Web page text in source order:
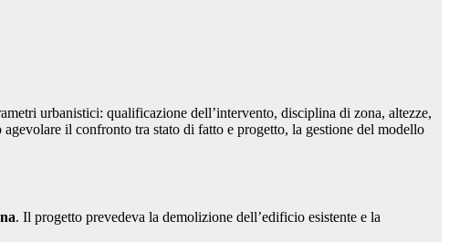
urbanistici: qualificazione dell’intervento, disciplina di zona, altezze,
agevolare il confronto tra stato di fatto e progetto, la gestione del modello
. Il progetto prevedeva la demolizione dell’edificio esistente e la